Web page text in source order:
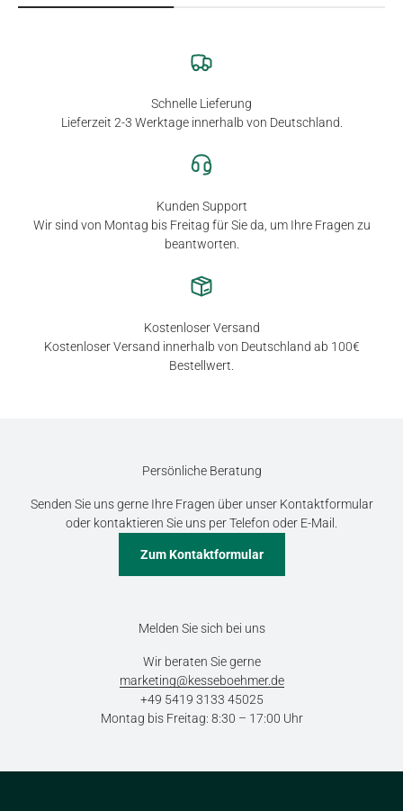
Schnelle Lieferung
Lieferzeit 2-3 Werktage innerhalb von Deutschland.
Kunden Support
Wir sind von Montag bis Freitag für Sie da, um Ihre Fragen zu
beantworten.
Kostenloser Versand
Kostenloser Versand innerhalb von Deutschland ab 100€
Bestellwert.
Persönliche Beratung
Senden Sie uns gerne Ihre Fragen über unser Kontaktformular
oder kontaktieren Sie uns per Telefon oder E-Mail.
Zum Kontaktformular
Melden Sie sich bei uns
Wir beraten Sie gerne
marketing@kesseboehmer.de
+49 5419 3133 45025
Montag bis Freitag: 8:30 – 17:00 Uhr